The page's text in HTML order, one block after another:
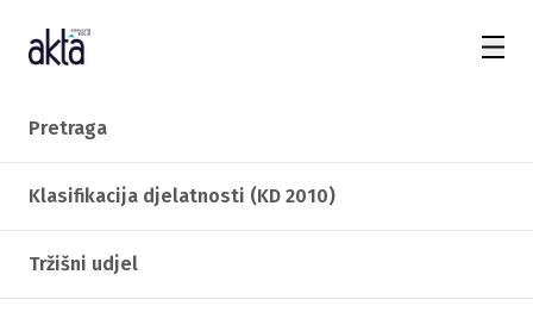
Pretraga
Klasifikacija djelatnosti (KD 2010)
Tržišni udjel